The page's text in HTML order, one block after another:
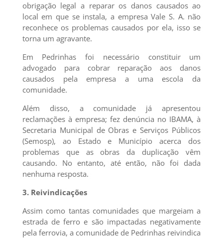
obrigação legal a reparar os danos causados ao
local em que se instala, a empresa Vale S. A. não
reconhece os problemas causados por ela, isso se
torna um agravante.
Em Pedrinhas foi necessário constituir um
advogado para cobrar reparação aos danos
causados pela empresa a uma escola da
comunidade.
Além disso, a comunidade já apresentou
reclamações à empresa; fez denúncia no IBAMA, à
Secretaria Municipal de Obras e Serviços Públicos
(Semosp), ao Estado e Município acerca dos
problemas que as obras da duplicação vêm
causando. No entanto, até então, não foi dada
nenhuma resposta.
3. Reivindicações
Assim como tantas comunidades que margeiam a
estrada de ferro e são impactadas negativamente
pela ferrovia, a comunidade de Pedrinhas reivindica